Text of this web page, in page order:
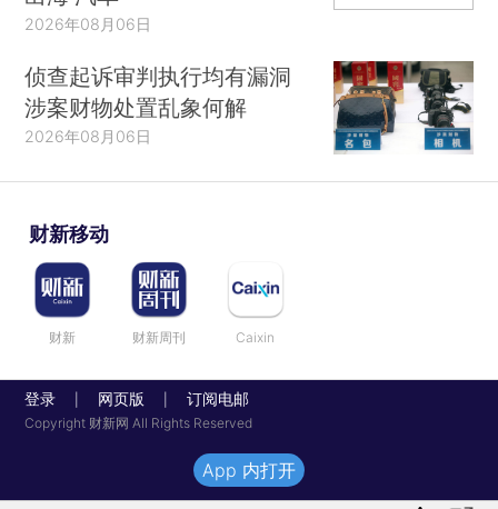
2026年08月06日
侦查起诉审判执行均有漏洞
涉案财物处置乱象何解
2026年08月06日
财新移动
财新 财新周刊 Caixin
登录 网页版 订阅电邮
Copyright 财新网 All Rights Reserved
App 内打开